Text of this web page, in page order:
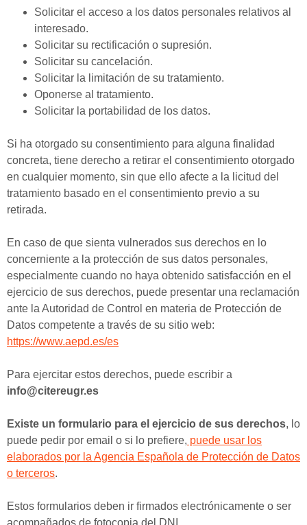
Solicitar el acceso a los datos personales relativos al
interesado.
Solicitar su rectificación o supresión.
Solicitar su cancelación.
Solicitar la limitación de su tratamiento.
Oponerse al tratamiento.
Solicitar la portabilidad de los datos.
Si ha otorgado su consentimiento para alguna finalidad
concreta, tiene derecho a retirar el consentimiento otorgado
en cualquier momento, sin que ello afecte a la licitud del
tratamiento basado en el consentimiento previo a su
retirada.
En caso de que sienta vulnerados sus derechos en lo
concerniente a la protección de sus datos personales,
especialmente cuando no haya obtenido satisfacción en el
ejercicio de sus derechos, puede presentar una reclamación
ante la Autoridad de Control en materia de Protección de
Datos competente a través de su sitio web:
https://www.aepd.es/es
Para ejercitar estos derechos, puede escribir a
info@citereugr.es
Existe un formulario para el ejercicio de sus derechos, lo
puede pedir por email o si lo prefiere, puede usar los
elaborados por la Agencia Española de Protección de Datos
o terceros.
Estos formularios deben ir firmados electrónicamente o ser